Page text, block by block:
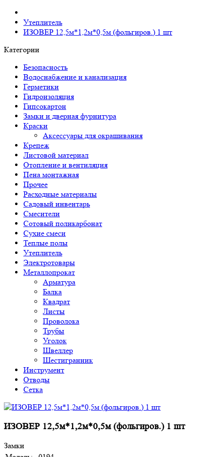
Утеплитель
ИЗОВЕР 12,5м*1,2м*0,5м (фольгиров.) 1 шт
Категории
Безопасность
Водоснабжение и канализация
Герметики
Гидроизоляция
Гипсокартон
Замки и дверная фурнитура
Краски
Аксессуары для окрашивания
Крепеж
Листовой материал
Отопление и вентиляция
Пена монтажная
Прочее
Расходные материалы
Садовый инвентарь
Смесители
Сотовый поликарбонат
Сухие смеси
Теплые полы
Утеплитель
Электротовары
Металлопрокат
Арматура
Балка
Квадрат
Листы
Проволока
Трубы
Уголок
Швеллер
Шестигранник
Инструмент
Отводы
Сетка
ИЗОВЕР 12,5м*1,2м*0,5м (фольгиров.) 1 шт
Замки